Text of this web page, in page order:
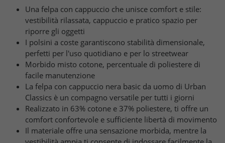
Una felpa con cappuccio che unisce comfort e stile:
vestibilità rilassata, cappuccio e pratico spazio per
riporre gli oggetti
I polsini a coste garantiscono stabilità dimensionale,
perfetti per l'uso quotidiano e per lo streetwear
Morbido misto cotone, percentuale di poliestere di
facile manutenzione
La felpa con cappuccio nera basic da uomo di Urban
Classics è un compagno versatile per tutti i giorni
Realizzato in 63% cotone e 37% poliestere, ti offre un
comfort confortevole e sufficiente libertà di movimento
Il materiale offre una sensazione morbida, mentre la